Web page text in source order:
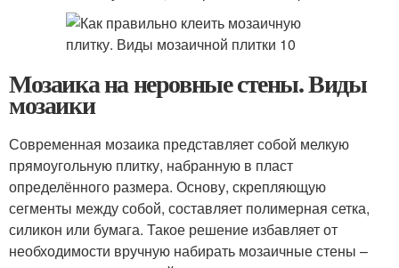
Мозаика на неровные стены. Виды
мозаики
Современная мозаика представляет собой мелкую
прямоугольную плитку, набранную в пласт
определённого размера. Основу, скрепляющую
сегменты между собой, составляет полимерная сетка,
силикон или бумага. Такое решение избавляет от
необходимости вручную набирать мозаичные стены –